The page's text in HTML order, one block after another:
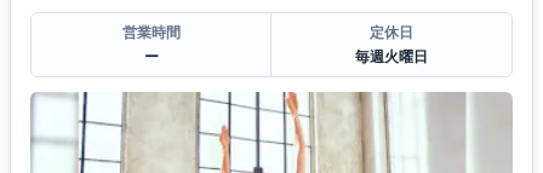
営業時間
ー
定休日
毎週火曜日